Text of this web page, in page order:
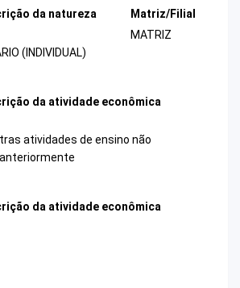
da natureza
(INDIVIDUAL)
Matriz/Filial
MATRIZ
da atividade econômica
atividades de ensino não
da atividade econômica